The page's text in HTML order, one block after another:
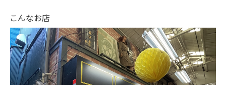
こんなお店